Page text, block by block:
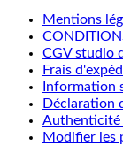
Mentions
CGV studio
Frais
Information
Déclaration
Authenticité
Modifier les